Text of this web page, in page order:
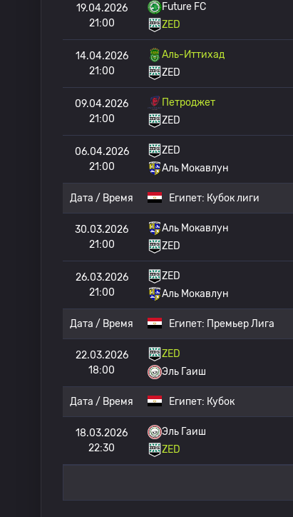
19.04.2026
21:00
Future FC
ZED
14.04.2026
21:00
Аль-Иттихад
ZED
09.04.2026
21:00
Петроджет
ZED
06.04.2026
21:00
ZED
Аль Мокавлун
Дата / Время Египет: Кубок лиги
30.03.2026
21:00
Аль Мокавлун
ZED
26.03.2026
21:00
ZED
Аль Мокавлун
Дата / Время Египет: Премьер Лига
22.03.2026
18:00
ZED
Эль Гаиш
Дата / Время Египет: Кубок
18.03.2026
22:30
Эль Гаиш
ZED